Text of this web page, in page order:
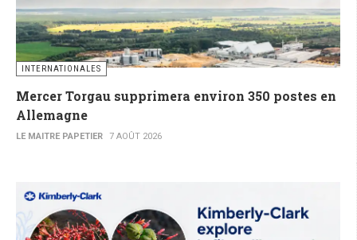
INTERNATIONALES
Mercer Torgau supprimera environ 350 postes en
Allemagne
LE MAITRE PAPETIER 7 AOÛT 2026